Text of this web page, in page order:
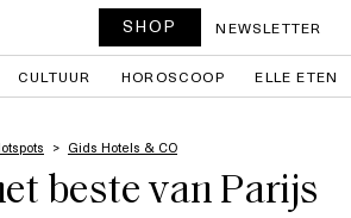
SHOP NEWSLETTER
CULTUUR HOROSCOOP ELLE ETEN
Gids Hotels & CO
beste van Parijs